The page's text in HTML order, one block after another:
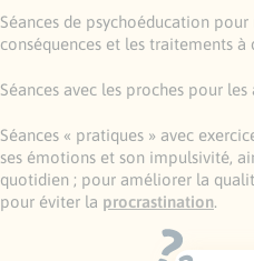
Séances de psychoéducation
conséquences et les traitements à
Séances avec les proches pour
Séances « pratiques » avec
ses émotions et son impulsivité,
quotidien ; pour améliorer la
pour éviter la procrastination.